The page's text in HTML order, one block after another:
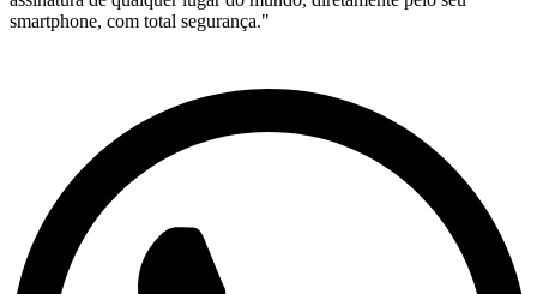
smartphone, com total segurança."